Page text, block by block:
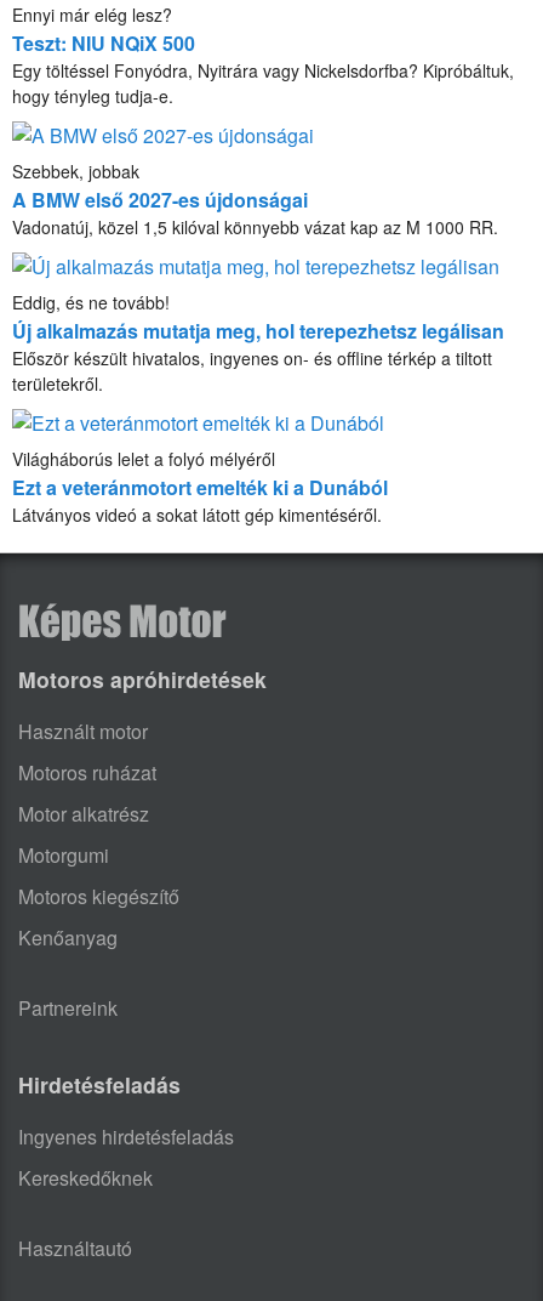
Ennyi már elég lesz?
Teszt: NIU NQiX 500
Egy töltéssel Fonyódra, Nyitrára vagy Nickelsdorfba? Kipróbáltuk,
hogy tényleg tudja-e.
Szebbek, jobbak
A BMW első 2027-es újdonságai
Vadonatúj, közel 1,5 kilóval könnyebb vázat kap az M 1000 RR.
Eddig, és ne tovább!
Új alkalmazás mutatja meg, hol terepezhetsz legálisan
Először készült hivatalos, ingyenes on- és offline térkép a tiltott
területekről.
Világháborús lelet a folyó mélyéről
Ezt a veteránmotort emelték ki a Dunából
Látványos videó a sokat látott gép kimentéséről.
Motoros apróhirdetések
Használt motor
Motoros ruházat
Motor alkatrész
Motorgumi
Motoros kiegészítő
Kenőanyag
Partnereink
Hirdetésfeladás
Ingyenes hirdetésfeladás
Kereskedőknek
Használtautó